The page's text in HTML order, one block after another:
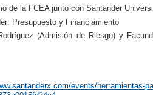
de la FCEA junto con Santander
Presupuesto y Financiamiento
(Admisión de Riesgo) y
events/herramientas-